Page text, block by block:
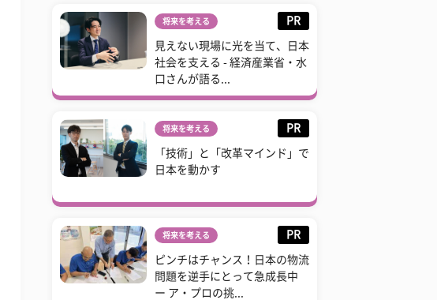
将来を考える PR
見えない現場に光を当て、日本
社会を支える - 経済産業省・水
口さんが語る...
将来を考える PR
「技術」と「改革マインド」で
日本を動かす
将来を考える PR
ピンチはチャンス！日本の物流
問題を逆手にとって急成長中
ー ア・プロの挑...